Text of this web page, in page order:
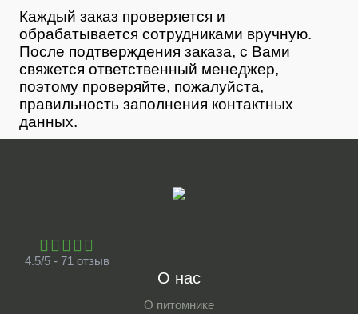
Каждый заказ проверяется и
обрабатывается сотрудниками вручную.
После подтверждения заказа, с Вами
свяжется ответственный менеджер,
поэтому проверяйте, пожалуйста,
правильность заполнения контактных
данных.
4.5/5 - 71 отзыв
О нас
О питомнике